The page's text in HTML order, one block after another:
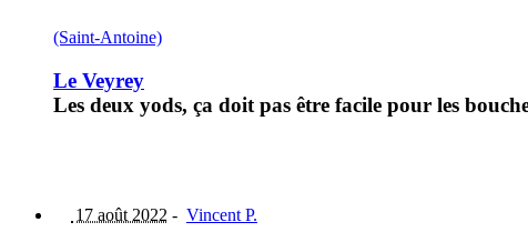
(Saint-Antoine)
Le Veyrey
Les deux yods, ça doit pas être facile pour les
17 août 2022 - Vincent P.